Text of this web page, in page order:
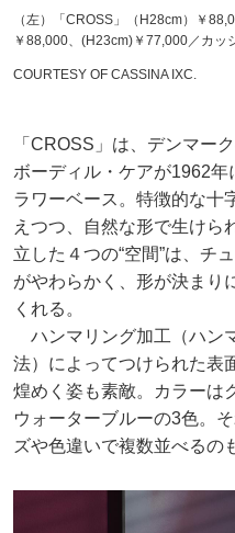
（左）「CROSS」（H28cm）￥
￥88,000、(H23cm)￥77,000／カッ
COURTESY OF CASSINA IXC.
「CROSS」は、デンマー
ボーディル・ケアが1962
ラワーベース。特徴的な十
えつつ、自然な形で生けら
立した４つの“空間”は、チ
がやわらかく、形が決まり
くれる。
ハンマリング加工（ハン
法）によってつけられた表
煌めく姿も素敵。カラーは
ウォーターブルーの3色。
ズや色違いで複数並べるの